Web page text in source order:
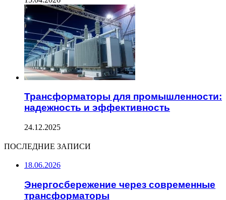
Трансформаторы для промышленности:
надежность и эффективность
24.12.2025
ПОСЛЕДНИЕ ЗАПИСИ
18.06.2026
Энергосбережение через современные
трансформаторы